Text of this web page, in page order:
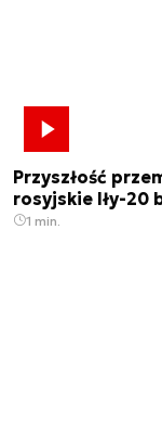
Przyszłość
rosyjskie Iły-20
1 min.